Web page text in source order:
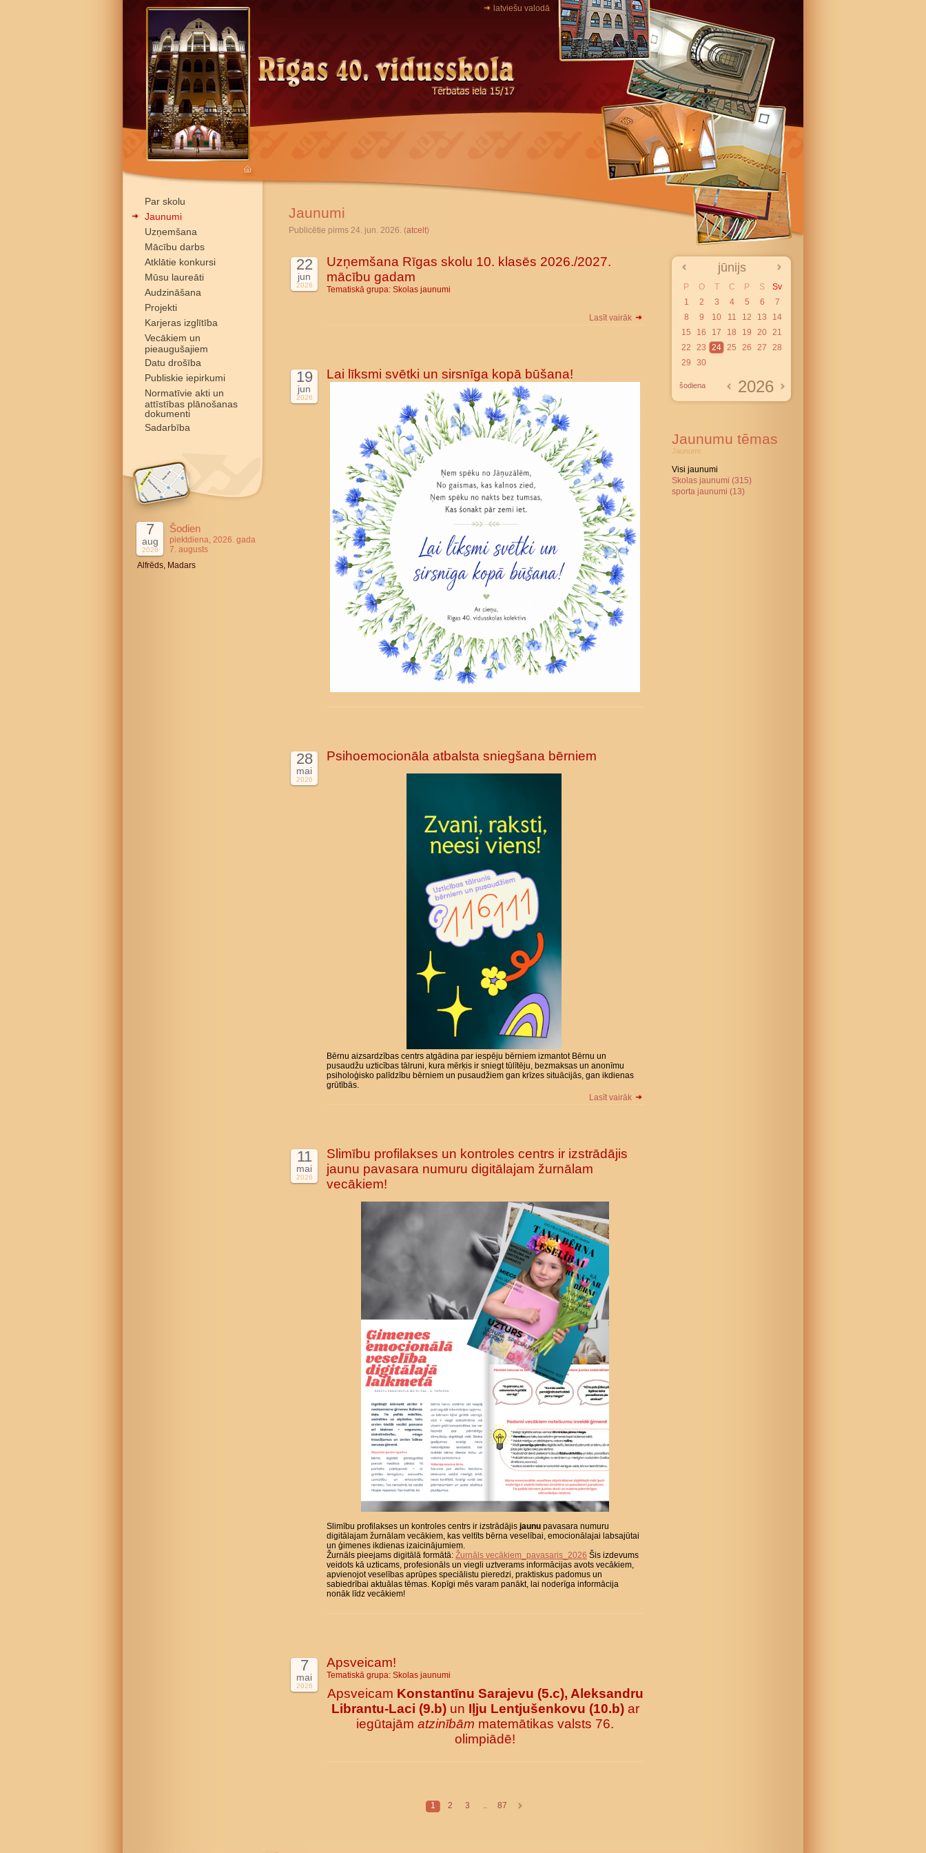
latviešu valodā
Par skolu
Jaunumi
Uzņemšana
Mācību darbs
Atklātie konkursi
Mūsu laureāti
Audzināšana
Projekti
Karjeras izglītība
Vecākiem un
pieaugušajiem
Datu drošība
Publiskie iepirkumi
Normatīvie akti un
attīstības plānošanas
dokumenti
Sadarbība
7
aug
2026
Šodien
piektdiena, 2026. gada
7. augusts
Alfrēds, Madars
Jaunumi
Publicētie pirms 24. jun. 2026. (atcelt)
22
jun
2026
Uzņemšana Rīgas skolu 10. klasēs 2026./2027.
mācību gadam
Tematiskā grupa: Skolas jaunumi
Lasīt vairāk
19
jun
2026
Lai līksmi svētki un sirsnīga kopā būšana!
28
mai
2026
Psihoemocionāla atbalsta sniegšana bērniem
Bērnu aizsardzības centrs atgādina par iespēju bērniem izmantot Bērnu un
pusaudžu uzticības tālruni, kura mērķis ir sniegt tūlītēju, bezmaksas un anonīmu
psiholoģisko palīdzību bērniem un pusaudžiem gan krīzes situācijās, gan ikdienas
grūtībās.
Lasīt vairāk
11
mai
2026
Slimību profilakses un kontroles centrs ir izstrādājis
jaunu pavasara numuru digitālajam žurnālam
vecākiem!
Slimību profilakses un kontroles centrs ir izstrādājis jaunu pavasara numuru
digitālajam žurnālam vecākiem, kas veltīts bērna veselībai, emocionālajai labsajūtai
un ģimenes ikdienas izaicinājumiem.
Žurnāls pieejams digitālā formātā: Žurnāls vecākiem_pavasaris_2026 Šis izdevums
veidots kā uzticams, profesionāls un viegli uztverams informācijas avots vecākiem,
apvienojot veselības aprūpes speciālistu pieredzi, praktiskus padomus un
sabiedrībai aktuālas tēmas. Kopīgi mēs varam panākt, lai noderīga informācija
nonāk līdz vecākiem!
7
mai
2026
Apsveicam!
Tematiskā grupa: Skolas jaunumi
Apsveicam Konstantīnu Sarajevu (5.c), Aleksandru
Librantu-Laci (9.b)un Iļju Lentjušenkovu (10.b) ar
iegūtajām atzinībām matemātikas valsts 76.
olimpiādē!
1 2 3 .. 87
jūnijs
P O T C P S
Sv
1
2 3 4 5 6
7
8
9 10 11 12 13
14
15
16 17 18 19 20 21
22
23 24 25 26 27
28
29
30
šodiena 2026
Jaunumu tēmas
Jaunumi:
Visi jaunumi
Skolas jaunumi (315)
sporta jaunumi (13)